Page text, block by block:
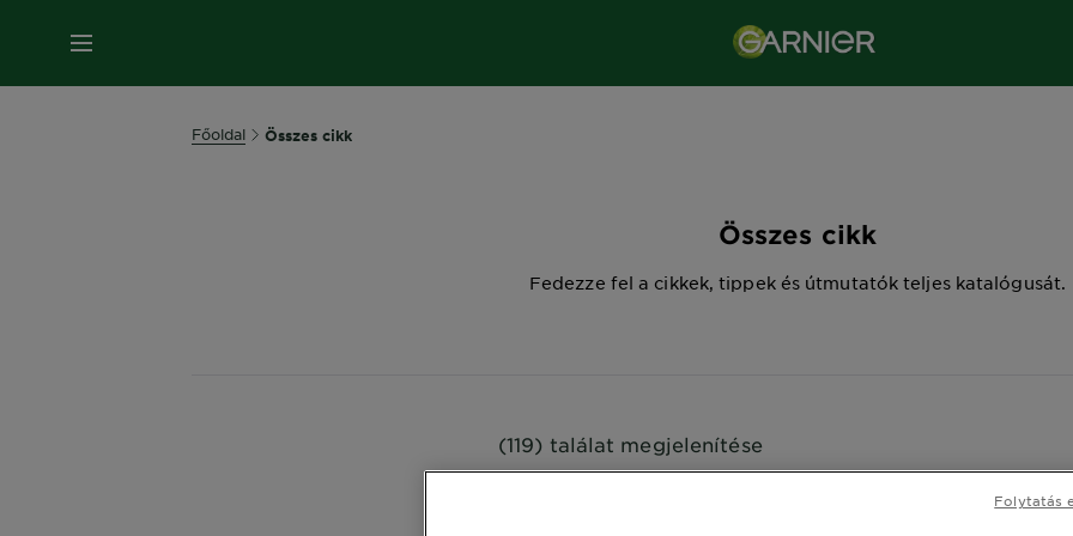
MENÜ
Főoldal Összes cikk
Összes cikk
Fedezze fel a cikkek, tippek és útmutatók teljes katalógusát.
(119) találat megjelenítése
Folytatás